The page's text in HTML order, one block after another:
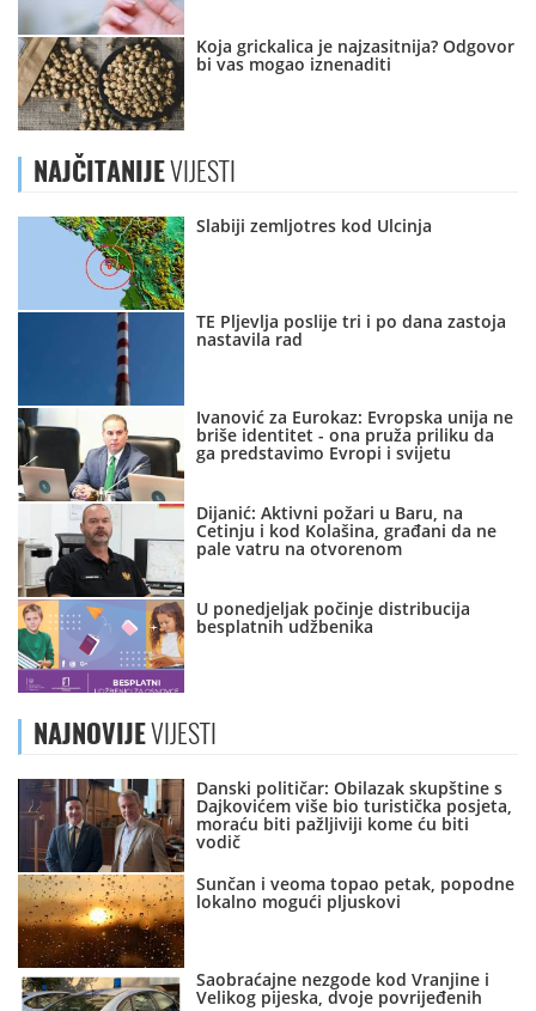
Koja grickalica je najzasitnija? Odgovor
bi vas mogao iznenaditi
NAJČITANIJEVIJESTI
Slabiji zemljotres kod Ulcinja
TE Pljevlja poslije tri i po dana zastoja
nastavila rad
Ivanović za Eurokaz: Evropska unija ne
briše identitet - ona pruža priliku da
ga predstavimo Evropi i svijetu
Dijanić: Aktivni požari u Baru, na
Cetinju i kod Kolašina, građani da ne
pale vatru na otvorenom
U ponedjeljak počinje distribucija
besplatnih udžbenika
NAJNOVIJEVIJESTI
Danski političar: Obilazak skupštine s
Dajkovićem više bio turistička posjeta,
moraću biti pažljiviji kome ću biti
vodič
Sunčan i veoma topao petak, popodne
lokalno mogući pljuskovi
Saobraćajne nezgode kod Vranjine i
Velikog pijeska, dvoje povrijeđenih